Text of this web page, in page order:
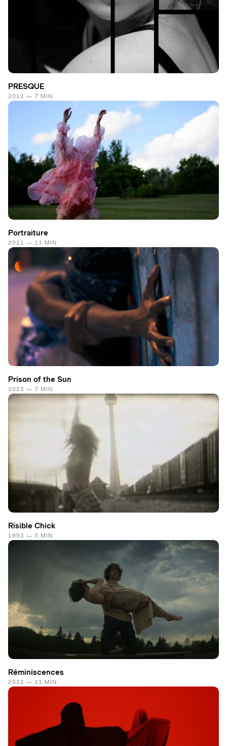
PRESQUE
2012 — 7 MIN
Portraiture
2021 — 11 MIN
Prison of the Sun
2023 — 7 MIN
Risible Chick
1993 — 5 MIN
Réminiscences
2022 — 11 MIN